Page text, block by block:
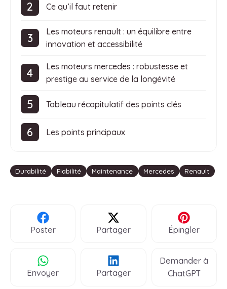
Ce qu’il faut retenir
Les moteurs renault : un équilibre entre
innovation et accessibilité
Les moteurs mercedes : robustesse et
prestige au service de la longévité
Tableau récapitulatif des points clés
Les points principaux
Étiquettes
Durabilité Fiabilité Maintenance Mercedes Renault
Poster Partager Épingler
Envoyer Partager
Demander à
ChatGPT